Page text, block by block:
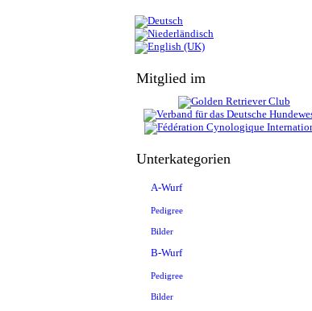
Mitglied im
Unterkategorien
A-Wurf
Pedigree
Bilder
B-Wurf
Pedigree
Bilder